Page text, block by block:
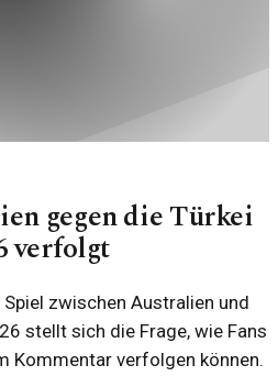
gegen die Türkei
verfolgt
zwischen Australien und
stellt sich die Frage, wie Fans
Kommentar verfolgen können.